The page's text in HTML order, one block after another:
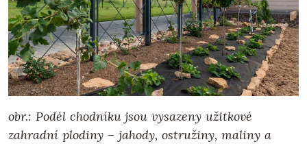
obr.: Podél chodníku jsou vysazeny užitkové
zahradní plodiny – jahody, ostružiny, maliny a